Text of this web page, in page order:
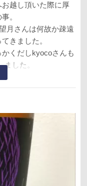
越し頂いた際に厚
。
月さんは何故か疎遠
きました。
くだしkyocoさんも
した。
た雄町サミットの精
受賞したそうです